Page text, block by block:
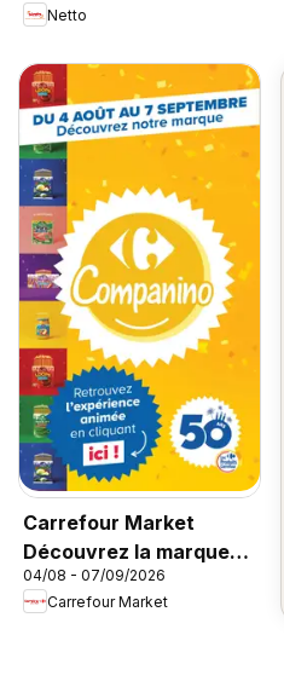
Netto
Carrefour Market
Découvrez la marque
carrefour companino
04/08 - 07/09/2026
Carrefour Market